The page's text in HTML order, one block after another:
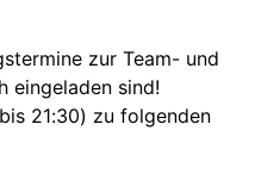
zur Team- und
eingeladen sind!
21:30) zu folgenden